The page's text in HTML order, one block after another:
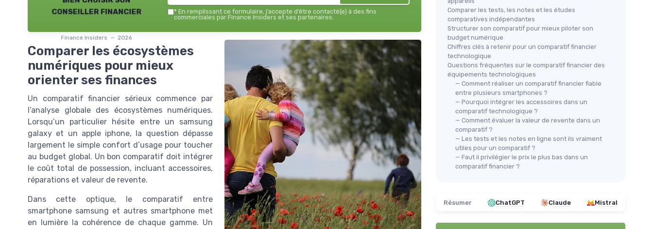
conseiller financier
Finance Insiders — 2026
* En remplissant ce formulaire, j’accepte d’être contacté(e) à des fins
commerciales par Finance Insiders et ses partenaires.
Comparer les écosystèmes
numériques pour mieux
orienter ses finances
Un comparatif financier sérieux commence par
l’analyse globale des écosystèmes numériques.
Lorsqu’un particulier hésite entre un samsung
galaxy et un apple iphone, la question dépasse
largement le simple confort d’usage pour toucher
au budget global. Un bon comparatif doit intégrer
le coût total de possession, incluant accessoires,
réparations et valeur de revente.
Dans cette optique, le comparatif entre
smartphone samsung et autres smartphone met
en lumière la cohérence de chaque gamme. Un
Comparer les tests, les notes et les études
comparatives indépendantes
Structurer son comparatif pour mieux piloter son
budget numérique
Chiffres clés à retenir pour un comparatif financier
technologique
Questions fréquentes sur le comparatif financier des
équipements technologiques
— Comment réaliser un comparatif financier fiable
entre plusieurs smartphones ?
— Pourquoi intégrer les accessoires dans un
comparatif technologique ?
— Comment évaluer la valeur de revente dans un
comparatif ?
— Les tests et les notes en ligne sont ils vraiment
utiles pour un comparatif ?
— Faut il privilégier le prix le plus bas dans un
comparatif financier ?
Résumer ChatGPT Claude Mistral